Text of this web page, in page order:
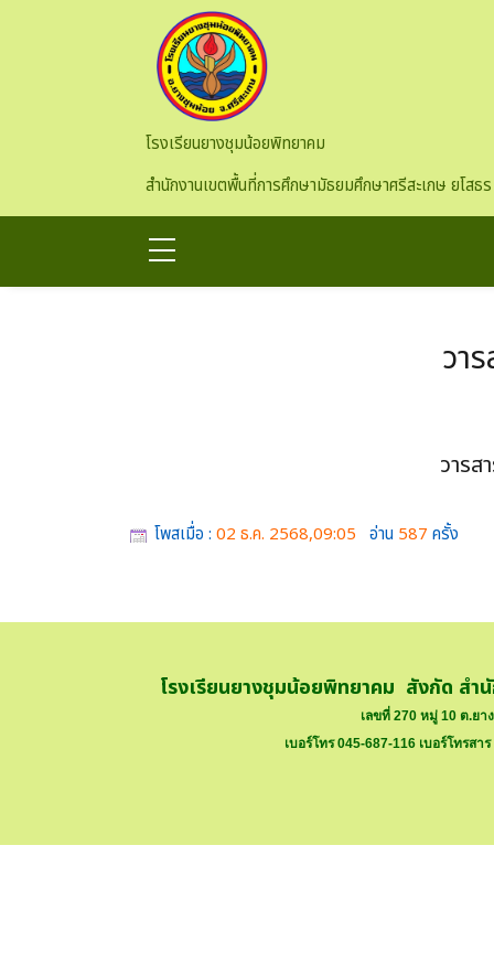
โรงเรียนยางชุมน้อยพิทยาคม
สำนักงานเขตพื้นที่การศึกษามัธยมศึกษาศรีสะเกษ ยโสธร
วา
วาร
โพสเมื่อ : 02 ธ.ค. 2568,09:05 อ่าน 587 ครั้ง
โรงเรียนยางชุมน้อยพิทยาคม สังกัด สำ
เลขที่ 270 หมู่ 10 ต.ยา
เบอร์โทร 045-687-116 เบอร์โทรส